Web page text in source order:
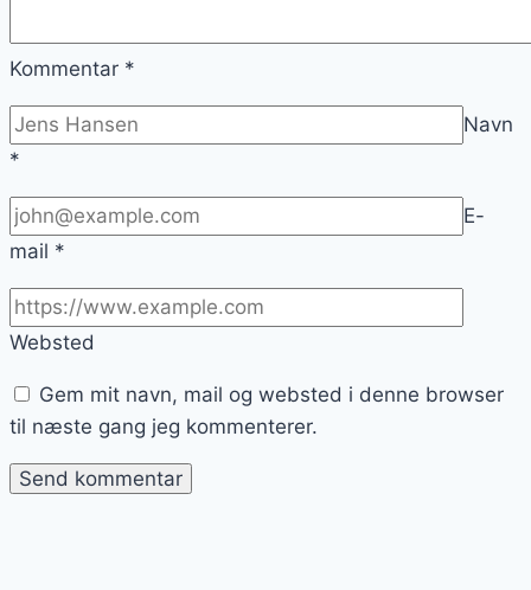
Kommentar *
Navn
*
E-
mail *
Websted
Gem mit navn, mail og websted i denne browser
til næste gang jeg kommenterer.